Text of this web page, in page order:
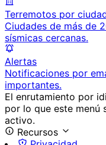
Terremotos por
Ciudades de más de
sísmicas cercanas.
Alertas
Notificaciones por
importantes.
El enrutamiento por
por lo que este menú
activo.
Recursos